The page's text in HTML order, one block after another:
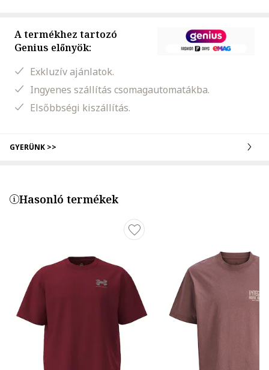
A termékhez tartozó
Genius előnyök:
Exkluzív ajánlatok.
Ingyenes szállítás csomagautomatákba.
Elsőbbségi kiszállítás.
GYERÜNK >>
Hasonló termékek